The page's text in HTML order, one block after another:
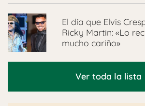
El día que Elvis
Ricky Martin: «Lo
mucho cariño»
Ver toda la lista